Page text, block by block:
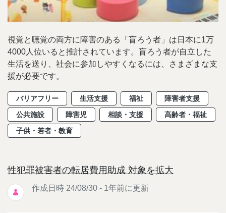
視覚と聴覚の両方に障害のある「盲ろう者」は日本に1万
4000人位いると推計されています。盲ろう者が自立した
生活を送り、社会に参加しやすくなるには、さまざまな支
援が必要です。
バリアフリー 生活支援 福祉
障害者支援
公共施設
障害児 相談・支援
高齢者・福祉
子供・若者・教育
性犯罪被害者の転居費用助成 対象を拡大
作成日時 24/08/30 - 1年前に更新